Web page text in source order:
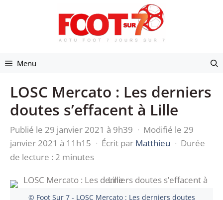
Menu
LOSC Mercato : Les derniers
doutes s’effacent à Lille
Publié le 29 janvier 2021 à 9h39 · Modifié le 29
janvier 2021 à 11h15 · Écrit par Matthieu · Durée
de lecture : 2 minutes
© Foot Sur 7 - LOSC Mercato : Les derniers doutes